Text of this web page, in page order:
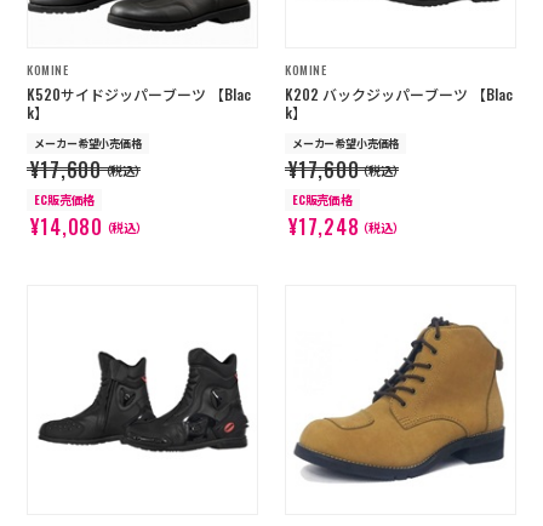
KOMINE
K520サイドジッパーブーツ 【Blac
k】
メーカー希望小売価格
¥17,600（税込）
EC販売価格
¥14,080（税込）
KOMINE
K202 バックジッパーブーツ 【Blac
k】
メーカー希望小売価格
¥17,600（税込）
EC販売価格
¥17,248（税込）